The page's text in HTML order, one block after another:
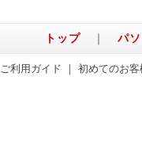
トップ ｜ パ
ご利用ガイド ｜初めてのお客